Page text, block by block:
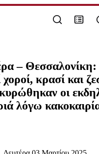
– Θεσσαλονίκη:
κρασί και
οι
λόγω